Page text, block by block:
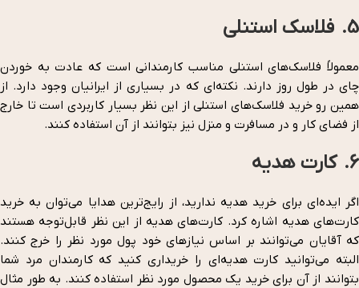
5. فلاسک استنلی
معمولاً فلاسک‌های استنلی مناسب کارمندانی است که عادت به خوردن
چای در طول روز دارند. نکته‌ای که در بسیاری از ایرانیان وجود دارد. از
همین رو خرید فلاسک‌های استنلی از این نظر بسیار کاربردی است تا خارج
از فضای کار و در مسافرت و منزل نیز بتوانند از آن استفاده کنند.
6. کارت هدیه
اگر ایده‌ای برای خرید هدیه ندارید، از رایج‌ترین هدایا می‌توان به خرید
کارت‌های هدیه اشاره کرد. کارت‌های هدیه از این نظر قابل‌توجه هستند
که آقایان می‌توانند بر اساس نیازهای خود پول مورد نظر را خرج کنند.
البته می‌توانید کارت هدیه‌ای را خریداری کنید که کارمندان مرد شما
بتوانند از آن برای خرید یک محصول مورد نظر استفاده کنند. به طور مثال